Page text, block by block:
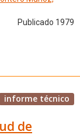
Publicado 1979
informe técnico
de